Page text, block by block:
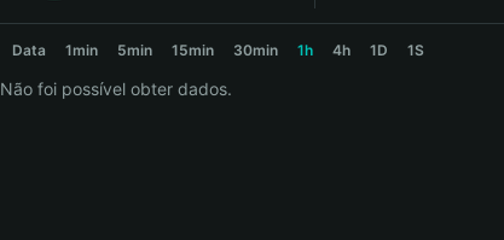
Bahasa Indonesia
हिन्दी
Data 1min 5min 15min 30min 1h 4h 1D 1S
Não foi possível obter dados.